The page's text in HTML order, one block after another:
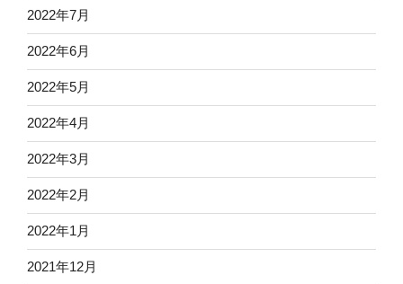
2022年7月
2022年6月
2022年5月
2022年4月
2022年3月
2022年2月
2022年1月
2021年12月